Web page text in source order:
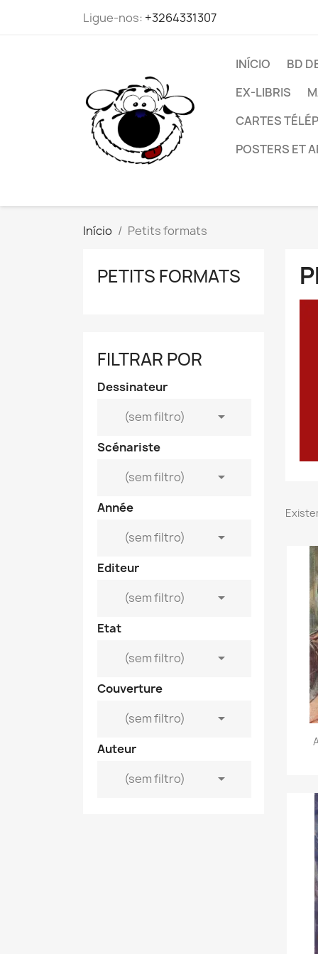
Ligue-nos: +3264331307
INÍCIO
BD
EX-LIBRIS
CARTES
POSTERS ET
Início Petits formats
PETITS FORMATS
FILTRAR POR
Dessinateur
(sem filtro)

Scénariste
(sem filtro)

Année
(sem filtro)

Editeur
(sem filtro)

Etat
(sem filtro)

Couverture
(sem filtro)

Auteur
(sem filtro)
